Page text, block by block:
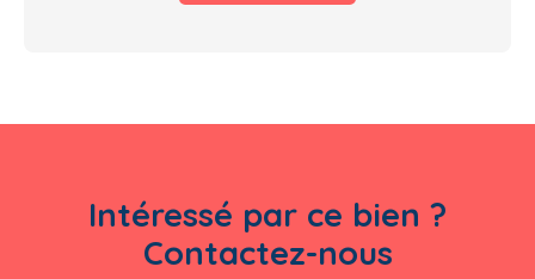
Intéressé par ce bien ?
Contactez-nous